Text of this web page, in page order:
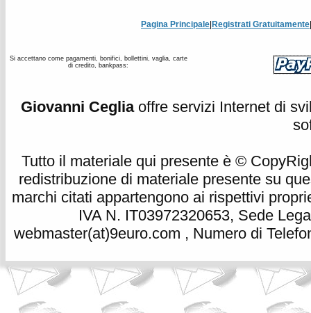
Pagina Principale Registrati Gratuitamente
Si accettano come pagamenti, bonifici, bollettini, vaglia, carte
di credito, bankpass:
Giovanni Cegliaoffre servizi Internet di
Tutto il materiale qui presente è ©
redistribuzione di materiale presente su
marchi citati appartengono ai rispettivi
IVA N. IT03972320653, Sede
webmaster(at)9euro.com , Numero di